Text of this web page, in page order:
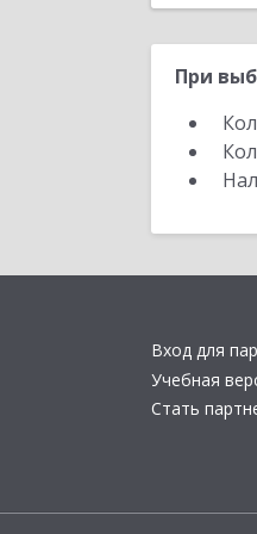
При
Вход для
Учебная
Стать